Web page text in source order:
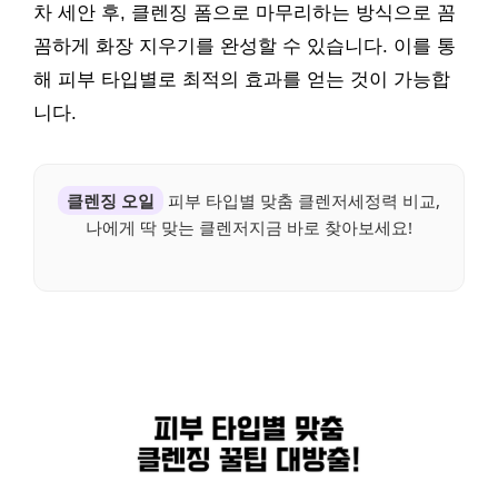
차 세안 후, 클렌징 폼으로 마무리하는 방식으로 꼼
꼼하게 화장 지우기를 완성할 수 있습니다. 이를 통
해 피부 타입별로 최적의 효과를 얻는 것이 가능합
니다.
클렌징 오일
피부 타입별 맞춤 클렌저세정력 비교,
나에게 딱 맞는 클렌저지금 바로 찾아보세요!